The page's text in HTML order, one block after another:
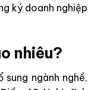
ký doanh nghiệp
nhiêu?
ngành nghề,